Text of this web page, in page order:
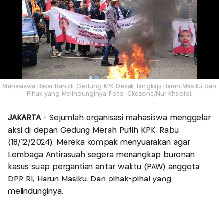
Mahasiswa Bakar Ban di Gedung KPK Desak Tangkap Harun Masiku dan
Pihak yang Melindunginya. Foto: Okezone/Nur Khabibi.
JAKARTA - Sejumlah organisasi mahasiswa menggelar
aksi di depan Gedung Merah Putih KPK, Rabu
(18/12/2024). Mereka kompak menyuarakan agar
Lembaga Antirasuah segera menangkap buronan
kasus suap pergantian antar waktu (PAW) anggota
DPR RI, Harun Masiku. Dan pihak-pihal yang
melindunginya.